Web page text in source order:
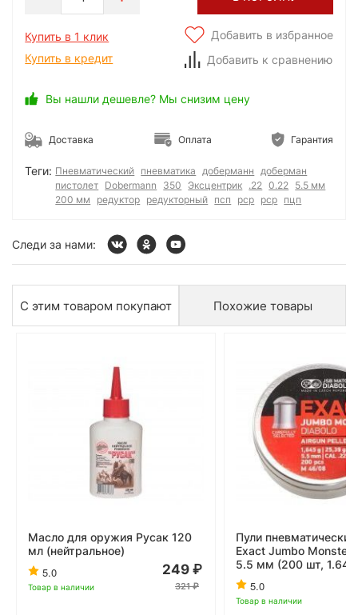
Купить в 1 клик
Купить в кредит
Добавить в избранное
Добавить к сравнению
Вы нашли дешевле? Мы снизим цену
Доставка Оплата Гарантия
Теги: Пневматический пневматика доберманн
доберман
пистолет Dobermann 350 Эксцентрик .22 0.22 5.5 мм
200 мм
редуктор редукторный псп рср pcp пцп
Следи за нами:
С этим товаром покупают Похожие товары
Масло для оружия Русак 120
мл (нейтральное)
5.0
Товар в наличии
249
321
Пули
Exact Jumbo Monster
5.5 мм (200 шт, 1.645
5.0
Товар в наличии